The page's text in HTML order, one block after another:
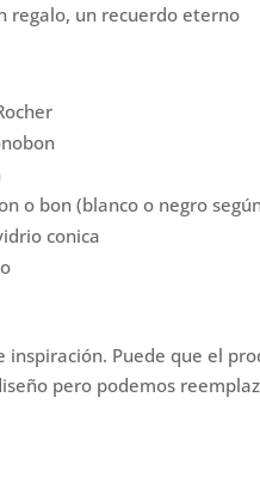
regalo, un recuerdo eterno
o bon (blanco o negro
conica
inspiración. Puede que el
pero podemos